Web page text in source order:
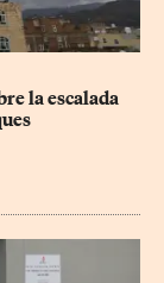
la escalada